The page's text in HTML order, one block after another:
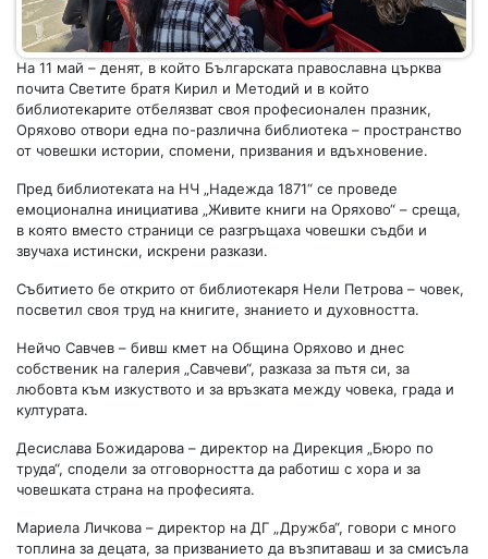
На 11 май – денят, в който Българската православна църква
почита Светите братя Кирил и Методий и в който
библиотекарите отбелязват своя професионален празник,
Оряхово отвори една по-различна библиотека – пространство
от човешки истории, спомени, призвания и вдъхновение.
Пред библиотеката на НЧ „Надежда 1871“ се проведе
емоционална инициатива „Живите книги на Оряхово“ – среща,
в която вместо страници се разгръщаха човешки съдби и
звучаха истински, искрени разкази.
Събитието бе открито от библиотекаря Нели Петрова – човек,
посветил своя труд на книгите, знанието и духовността.
Нейчо Савчев – бивш кмет на Община Оряхово и днес
собственик на галерия „Савчеви“, разказа за пътя си, за
любовта към изкуството и за връзката между човека, града и
културата.
Десислава Божидарова – директор на Дирекция „Бюро по
труда“, сподели за отговорността да работиш с хора и за
човешката страна на професията.
Мариела Личкова – директор на ДГ „Дружба“, говори с много
топлина за децата, за призванието да възпитаваш и за смисъла